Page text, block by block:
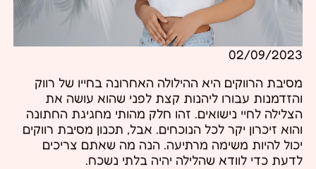
02/09/2023
מסיבת הרווקים היא ההילולה האחרונה בחייו של רווק
והזדמנות עבורו ליהנות קצת לפני שהוא עושה את
הצלילה לחיי נישואים. זהו חלק מהותי מחגיגת החתונה
והוא זיכרון יקר לכל הנוכחים. אבל, תכנון מסיבת רווקים
יכול להיות משימה מרתיעה. הנה מה שאתם צריכים
לדעת כדי לוודא שהלילה יהיה בלתי נשכח.